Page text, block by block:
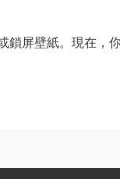
鎖屏壁紙。現在，